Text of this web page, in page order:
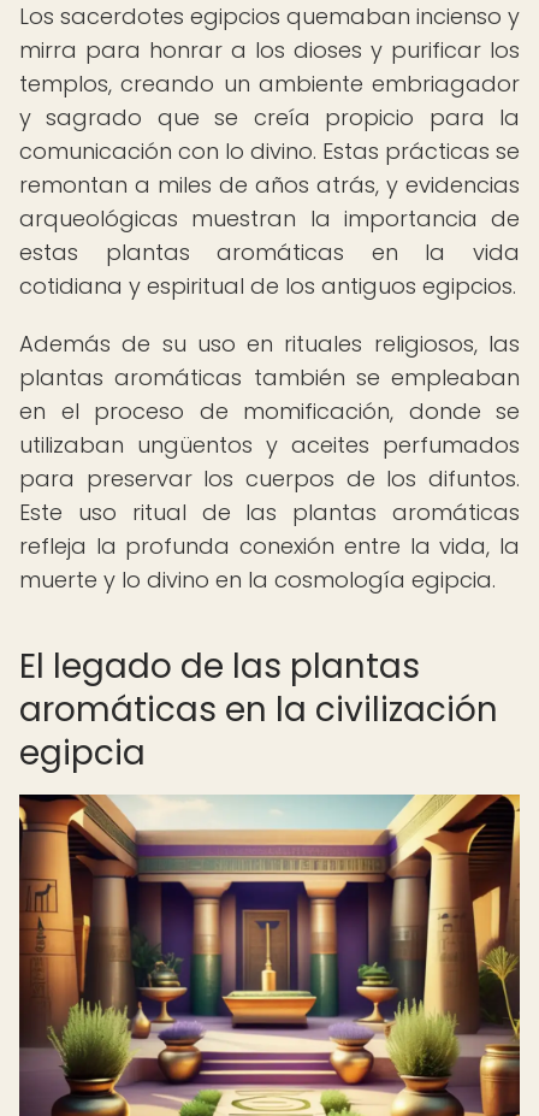
Los sacerdotes egipcios quemaban incienso y
mirra para honrar a los dioses y purificar los
templos, creando un ambiente embriagador
y sagrado que se creía propicio para la
comunicación con lo divino. Estas prácticas se
remontan a miles de años atrás, y evidencias
arqueológicas muestran la importancia de
estas plantas aromáticas en la vida
cotidiana y espiritual de los antiguos egipcios.
Además de su uso en rituales religiosos, las
plantas aromáticas también se empleaban
en el proceso de momificación, donde se
utilizaban ungüentos y aceites perfumados
para preservar los cuerpos de los difuntos.
Este uso ritual de las plantas aromáticas
refleja la profunda conexión entre la vida, la
muerte y lo divino en la cosmología egipcia.
El legado de las plantas
aromáticas en la civilización
egipcia